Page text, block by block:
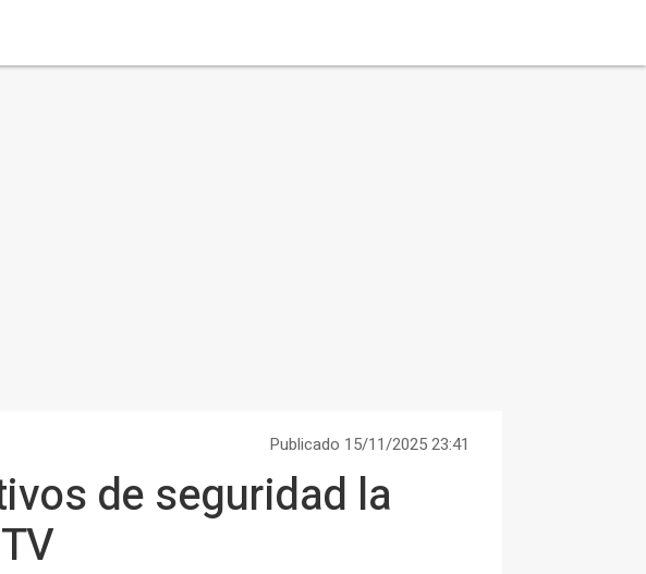
Publicado 15/11/2025 23:41
de seguridad la